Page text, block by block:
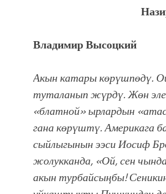
Владимир Высоцкий
Акын катары көрүшпөдү.
туталанып жүрдү. Жөн
«блатной» ырлардын
гана көрүштү. Америкага
сыйлыгынын ээси Иосиф
жолукканда, «Ой, сен
акын турбайсыӊбы!